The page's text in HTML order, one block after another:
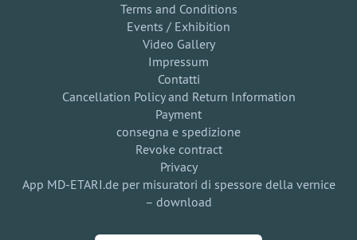
Terms and Conditions
Events / Exhibition
Video Gallery
Impressum
Contatti
Cancellation Policy and Return Information
Payment
consegna e spedizione
Revoke contract
Privacy
App MD-ETARI.de per misuratori di spessore della vernice
– download